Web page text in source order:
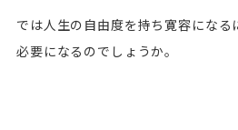
では人生の自由度を持ち寛容にな
必要になるのでしょうか。